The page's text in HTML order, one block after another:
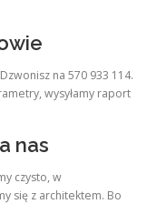
na 570 933 114.
wysyłamy raport
nas
czysto, w
się z architektem. Bo